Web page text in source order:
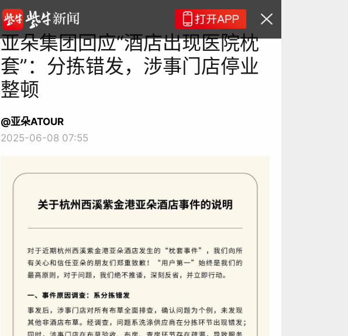
亚朵集团回应“酒店出现医院枕
套”：分拣错发，涉事门店停业
整顿
@亚朵ATOUR
2025-06-08 07:55